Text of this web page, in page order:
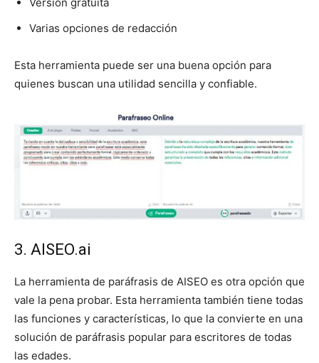
Varias opciones de redacción
Esta herramienta puede ser una buena opción para
quienes buscan una utilidad sencilla y confiable.
3. AISEO.ai
La herramienta de paráfrasis de AISEO es otra opción que
vale la pena probar. Esta herramienta también tiene todas
las funciones y características, lo que la convierte en una
solución de paráfrasis popular para escritores de todas
las edades.